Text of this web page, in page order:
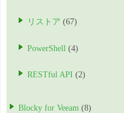
リストア (67)
PowerShell (4)
RESTful API (2)
Blocky for Veeam (8)